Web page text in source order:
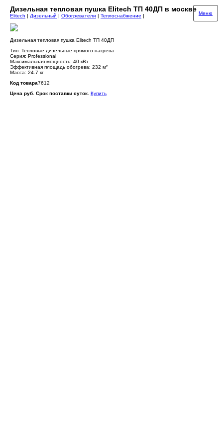
Дизельная тепловая пушка Elitech ТП 40ДП в москве
Меню
Elitech | Дизельный | Обогреватели | Теплоснабжение |
Дизельная тепловая пушка Elitech ТП 40ДП
Тип: Тепловые дизельные прямого нагрева
Серия: Professional
Максимальная мощность: 40 кВт
Эффективная площадь обогрева: 232 м²
Масса: 24.7 кг
Код товара7612
Цена руб. Срок поставки суток. Купить